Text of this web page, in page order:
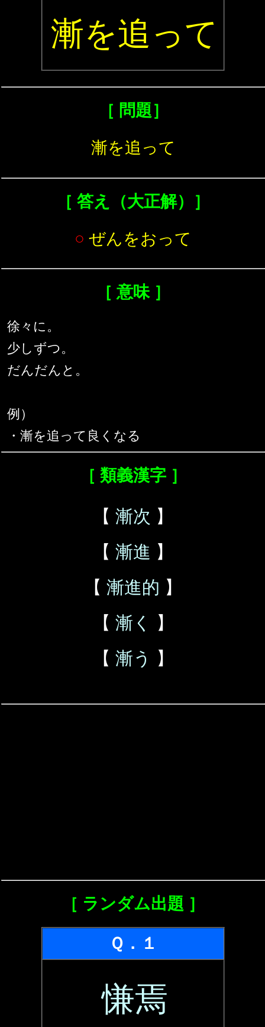
漸を追って
［ 問題］
漸を追って
［ 答え（大正解）］
○ ぜんをおって
［ 意味 ］
徐々に。
少しずつ。
だんだんと。
例）
・漸を追って良くなる
［ 類義漢字 ］
【 漸次 】
【 漸進 】
【 漸進的 】
【 漸く
】
【 漸う 】
［ ランダム出題 ］
Ｑ．１
慊焉